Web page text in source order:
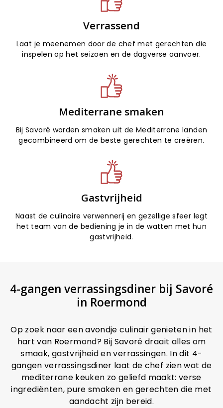
Verrassend
Laat je meenemen door de chef met gerechten die
inspelen op het seizoen en de dagverse aanvoer.
Mediterrane smaken
Bij Savoré worden smaken uit de Mediterrane landen
gecombineerd om de beste gerechten te creëren.
Gastvrijheid
Naast de culinaire verwennerij en gezellige sfeer legt
het team van de bediening je in de watten met hun
gastvrijheid.
4-gangen verrassingsdiner bij Savoré
in Roermond
Op zoek naar een avondje culinair genieten in het
hart van Roermond? Bij Savoré draait alles om
smaak, gastvrijheid en verrassingen. In dit 4-
gangen verrassingsdiner laat de chef zien wat de
mediterrane keuken zo geliefd maakt: verse
ingrediënten, pure smaken en gerechten die met
aandacht zijn bereid.